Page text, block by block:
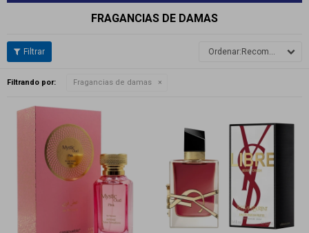
FRAGANCIAS DE DAMAS
Recomendados
Filtrando por: Fragancias de damas